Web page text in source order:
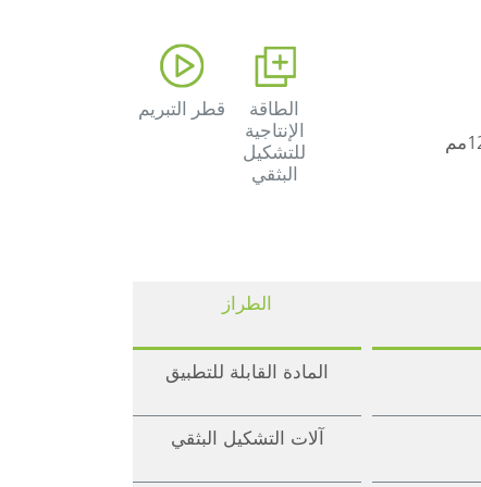
إنّ خطوط السلسلة JC- FY لإنتاج الأشرطة بالتشكيل البثقي متوفرة بنمط آلات تشكيل بثقي من الطراز 85مم و120مم
الطاقة
الإنتاجية
للتشكيل
البثقي
قطر التبريم
الطراز
المادة القابلة للتطبيق
آلات التشكيل البثقي